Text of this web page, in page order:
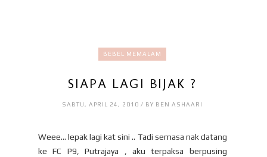
BEBEL MEMALAM
SIAPA LAGI BIJAK ?
SABTU, APRIL 24, 2010 / BY BEN ASHAARI
Weee... lepak lagi kat sini .. Tadi semasa nak datang
ke FC P9, Putrajaya , aku terpaksa berpusing